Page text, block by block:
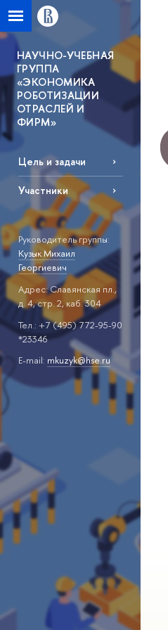
НАУЧНО-УЧЕБНАЯ
ГРУППА
«ЭКОНОМИКА
РОБОТИЗАЦИИ
ОТРАСЛЕЙ И
ФИРМ»
Цель и задачи
Участники
Руководитель группы:
Кузык Михаил
Георгиевич
Адрес: Славянская пл.,
д. 4, стр. 2, каб. 304
Тел.: +7 (495) 772-95-90
*23346
Е-mail: mkuzyk@hse.ru